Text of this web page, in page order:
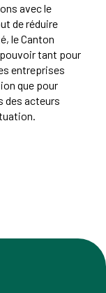
avec le
de réduire
le Canton
tant pour
entreprises
que pour
des acteurs